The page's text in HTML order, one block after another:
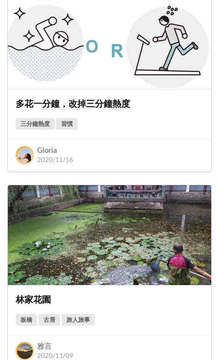
多花一分鐘，改掉三分鐘熱度
三分鐘熱度 習慣
Gloria
2020/11/16
林家花園
板橋 古厝 旅人旅事
雅言
2020/11/09